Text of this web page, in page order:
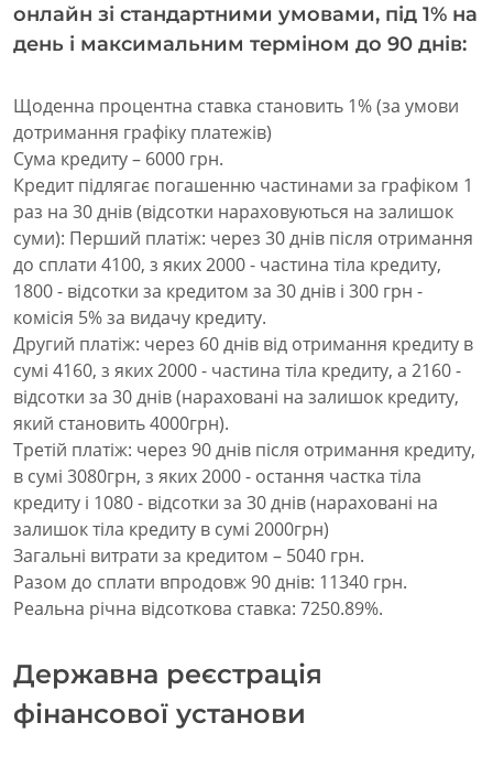
онлайн зі стандартними умовами, під 1% на
день і максимальним терміном до 90 днів:
Щоденна процентна ставка становить 1% (за умови
дотримання графіку платежів)
Сума кредиту – 6000 грн.
Кредит підлягає погашенню частинами за графіком 1
раз на 30 днів (відсотки нараховуються на залишок
суми): Перший платіж: через 30 днів після отримання
до сплати 4100, з яких 2000 - частина тіла кредиту,
1800 - відсотки за кредитом за 30 днів і 300 грн -
комісія 5% за видачу кредиту.
Другий платіж: через 60 днів від отримання кредиту в
сумі 4160, з яких 2000 - частина тіла кредиту, а 2160 -
відсотки за 30 днів (нараховані на залишок кредиту,
який становить 4000грн).
Третій платіж: через 90 днів після отримання кредиту,
в сумі 3080грн, з яких 2000 - остання частка тіла
кредиту і 1080 - відсотки за 30 днів (нараховані на
залишок тіла кредиту в сумі 2000грн)
Загальні витрати за кредитом – 5040 грн.
Разом до сплати впродовж 90 днів: 11340 грн.
Реальна річна відсоткова ставка: 7250.89%.
Державна реєстрація
фінансової установи